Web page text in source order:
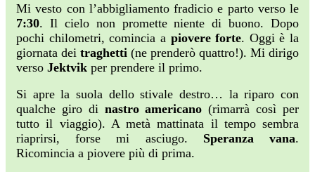
Mi vesto con l’abbigliamento fradicio e parto verso le
7:30. Il cielo non promette niente di buono. Dopo
pochi chilometri, comincia a piovere forte. Oggi è la
giornata dei traghetti (ne prenderò quattro!). Mi dirigo
verso Jektvik per prendere il primo.
Si apre la suola dello stivale destro… la riparo con
qualche giro di nastro americano (rimarrà così per
tutto il viaggio). A metà mattinata il tempo sembra
riaprirsi, forse mi asciugo. Speranza vana.
Ricomincia a piovere più di prima.